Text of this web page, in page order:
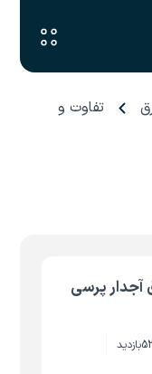
تفاوت ورق
آجدار پرسی
52بازدید